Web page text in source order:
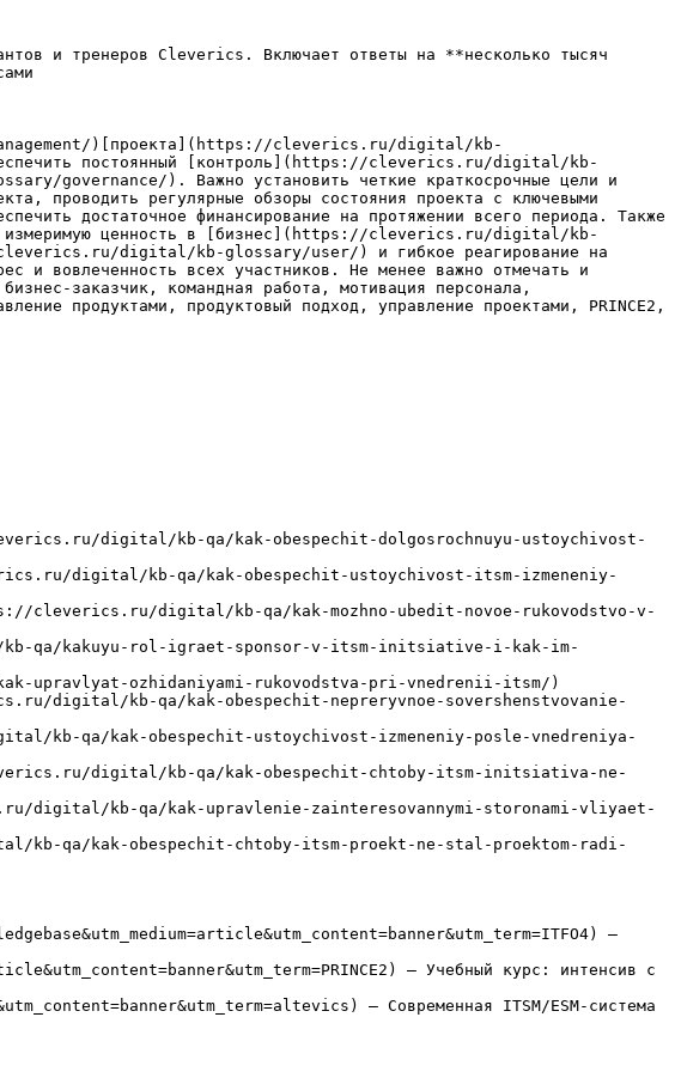
и тренеров Cleverics. Включает ответы на **несколько тысяч
)[проекта](https://cleverics.ru/digital/kb-
постоянный [контроль](https://cleverics.ru/digital/kb-
). Важно установить четкие краткосрочные цели и
регулярные обзоры состояния проекта с ключевыми
достаточное финансирование на протяжении всего периода. Также
измеримую ценность в [бизнес](https://cleverics.ru/digital/kb-
cleverics.ru/digital/kb-glossary/user/) и гибкое реагирование на
всех участников. Не менее важно отмечать и
заказчик, командная работа, мотивация персонала,
продуктами, продуктовый подход, управление проектами, PRINCE2,
cleverics.ru/digital/kb-qa/kak-obespechit-dolgosrochnuyu-ustoychivost-
digital/kb-qa/kak-obespechit-ustoychivost-itsm-izmeneniy-
cleverics.ru/digital/kb-qa/kak-mozhno-ubedit-novoe-rukovodstvo-v-
kb-qa/kakuyu-rol-igraet-sponsor-v-itsm-initsiative-i-kak-im-
upravlyat-ozhidaniyami-rukovodstva-pri-vnedrenii-itsm/)
digital/kb-qa/kak-obespechit-nepreryvnoe-sovershenstvovanie-
kb-qa/kak-obespechit-ustoychivost-izmeneniy-posle-vnedreniya-
cleverics.ru/digital/kb-qa/kak-obespechit-chtoby-itsm-initsiativa-ne-
digital/kb-qa/kak-upravlenie-zainteresovannymi-storonami-vliyaet-
kb-qa/kak-obespechit-chtoby-itsm-proekt-ne-stal-proektom-radi-
—
— Учебный курс: интенсив с
— Современная ITSM/ESM-система